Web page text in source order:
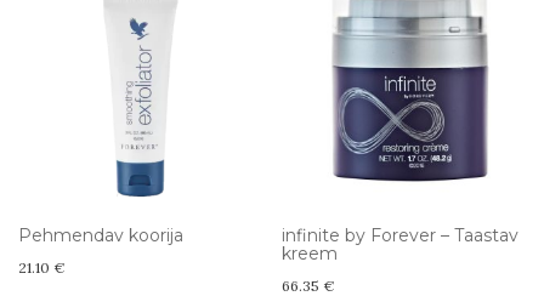
Pehmendav koorija
21.10 €
infinite by Forever – Taastav
kreem
66.35 €